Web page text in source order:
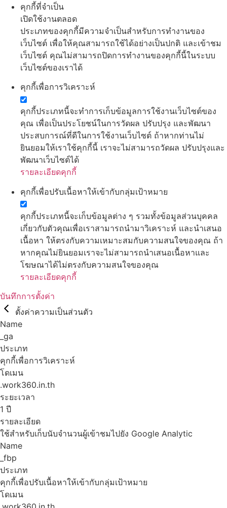
คุกกี้ที่จำเป็น
เปิดใช้งานตลอด
ประเภทของคุกกี้มีความจำเป็นสำหรับการทำงานของ
เว็บไซต์ เพื่อให้คุณสามารถใช้ได้อย่างเป็นปกติ และเข้าชม
เว็บไซต์ คุณไม่สามารถปิดการทำงานของคุกกี้นี้ในระบบ
เว็บไซต์ของเราได้
คุกกี้เพื่อการวิเคราะห์
คุกกี้ประเภทนี้จะทำการเก็บข้อมูลการใช้งานเว็บไซต์ของ
คุณ เพื่อเป็นประโยชน์ในการวัดผล ปรับปรุง และพัฒนา
ประสบการณ์ที่ดีในการใช้งานเว็บไซต์ ถ้าหากท่านไม่
ยินยอมให้เราใช้คุกกี้นี้ เราจะไม่สามารถวัดผล ปรับปรุงและ
พัฒนาเว็บไซต์ได้
รายละเอียดคุกกี้
คุกกี้เพื่อปรับเนื้อหาให้เข้ากับกลุ่มเป้าหมาย
คุกกี้ประเภทนี้จะเก็บข้อมูลต่าง ๆ รวมทั้งข้อมูลส่วนบุคคล
เกี่ยวกับตัวคุณเพื่อเราสามารถนำมาวิเคราะห์ และนำเสนอ
เนื้อหา ให้ตรงกับความเหมาะสมกับความสนใจของคุณ ถ้า
หากคุณไม่ยินยอมเราจะไม่สามารถนำเสนอเนื้อหาและ
โฆษณาได้ไม่ตรงกับความสนใจของคุณ
รายละเอียดคุกกี้
บันทึกการตั้งค่า
ตั้งค่าความเป็นส่วนตัว
Name
_ga
ประเภท
คุกกี้เพื่อการวิเคราะห์
โดเมน
.work360.in.th
ระยะเวลา
1 ปี
รายละเอียด
ใช้สำหรับเก็บนับจำนวนผู้เข้าชมไปยัง Google Analytic
Name
_fbp
ประเภท
คุกกี้เพื่อปรับเนื้อหาให้เข้ากับกลุ่มเป้าหมาย
โดเมน